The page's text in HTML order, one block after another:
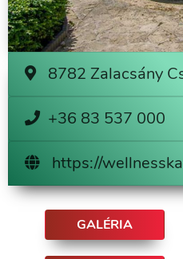
8782 Zalacsány
+36 83 537 000
https://
GALÉRIA